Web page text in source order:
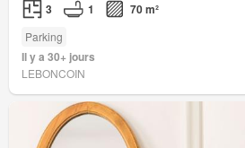
3 1 70 m²
Parking
Il y a 30+ jours
LEBONCOIN